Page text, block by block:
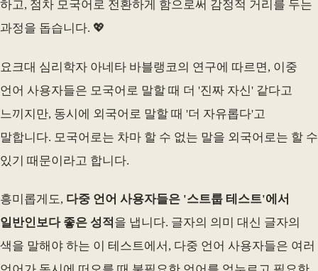
하고, 점차 모국어로 전환하게 함으로써 감정적 거리를 두는
과정을 돕습니다. 💖
요크대 심리학자 아네타 바블랭코의 연구에 따르면, 이중
언어 사용자들은 모국어로 말할 때 더 '진짜 자신' 같다고
느끼지만, 동시에 외국어로 말할 때 '더 자유롭다'고
말합니다. 모국어로는 차마 할 수 없는 말을 외국어로는 할 수
있기 때문이라고 합니다.
흥미롭게도, 다중 언어 사용자들은 '스트룹 테스트'에서
일반인보다 좋은 성적 을 냅니다. 글자의 의미 대신 글자의
색을 말해야 하는 이 테스트에서, 다중 언어 사용자들은 여러